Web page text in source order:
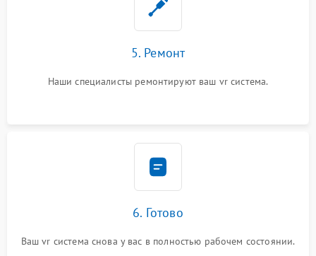
5. Ремонт
Наши специалисты ремонтируют ваш vr система.
6. Готово
Ваш vr система снова у вас в полностью рабочем состоянии.